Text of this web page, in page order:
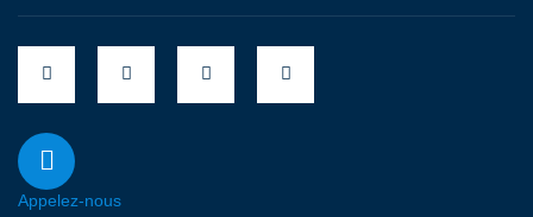
Appelez-nous